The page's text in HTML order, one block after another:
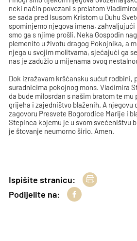
neki način povezani s prelatom
se sada pred Isusom Kristom u Duhu
spominjemo njegova imena, zahvaljujući
smo ga s njime prošli. Neka Gospodin
plemenito u životu dragog Pokojnika, a
njega u svojim molitvama, sjećajući ga
nas je zadužio u mijenama ovog
Dok izražavam kršćansku sućut rodbini,
suradnicima pokojnog mons. Vladimira
da bude milosrdan s našim bratom te mu
grijeha i zajedništvo blaženih. A njegovu
zagovoru Presvete Bogorodice Marije i
Stepinca kojemu je u svom svećeništvu
je štovanje neumorno širio. Amen.
Ispišite stranicu:
Podijelite na: